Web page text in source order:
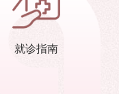
就诊指南